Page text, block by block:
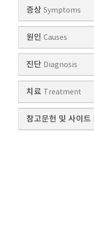
증상 Symptoms
원인 Causes
진단 Diagnosis
치료 Treatment
참고문헌 및 사이트